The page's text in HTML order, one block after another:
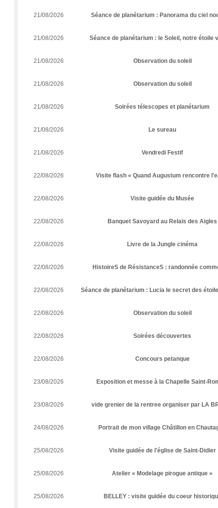
21/08/2026 Séance de planétarium : Panorama du ciel
21/08/2026 Séance de planétarium : le Soleil, notre étoile
21/08/2026 Observation du soleil
21/08/2026 Observation du soleil
21/08/2026 Soirées télescopes et planétarium
21/08/2026 Le sureau
21/08/2026 Vendredi Festif
22/08/2026 Visite flash « Quand Augustum rencontre
22/08/2026 Visite guidée du Musée
22/08/2026 Banquet Savoyard au Relais des Aigles
22/08/2026 Livre de la Jungle cinéma
22/08/2026 HistoireS de RésistanceS : randonnée
22/08/2026 Séance de planétarium : Lucia le secret des
22/08/2026 Observation du soleil
22/08/2026 Soirées découvertes
22/08/2026 Concours petanque
23/08/2026 Exposition et messe à la Chapelle Saint-
23/08/2026 vide grenier de la rentree organiser par LA
24/08/2026 Portrait de mon village Châtillon en
25/08/2026 Visite guidée de l'église de Saint-Didier
25/08/2026 Atelier « Modelage pirogue antique »
25/08/2026 BELLEY : visite guidée du coeur